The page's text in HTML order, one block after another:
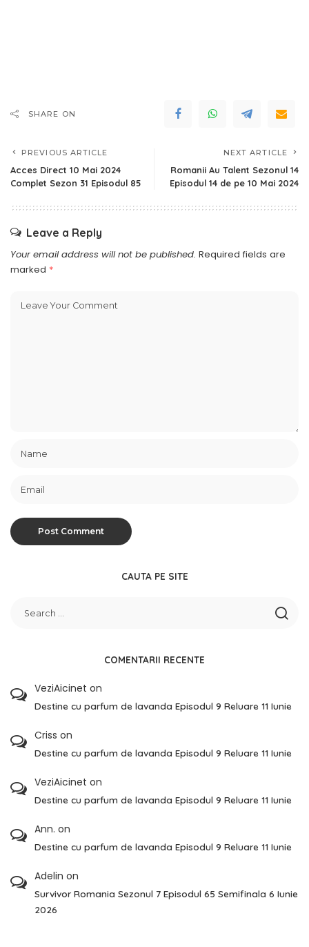
SHARE ON
PREVIOUS ARTICLE
Acces Direct 10 Mai 2024
Complet Sezon 31 Episodul 85
NEXT ARTICLE
Romanii Au Talent Sezonul 14
Episodul 14 de pe 10 Mai 2024
Leave a Reply
Your email address will not be published. Required fields are
marked *
CAUTA PE SITE
COMENTARII RECENTE
VeziAicinet on
Destine cu parfum de lavanda Episodul 9 Reluare 11 Iunie
Criss on
Destine cu parfum de lavanda Episodul 9 Reluare 11 Iunie
VeziAicinet on
Destine cu parfum de lavanda Episodul 9 Reluare 11 Iunie
Ann. on
Destine cu parfum de lavanda Episodul 9 Reluare 11 Iunie
Adelin on
Survivor Romania Sezonul 7 Episodul 65 Semifinala 6 Iunie
2026